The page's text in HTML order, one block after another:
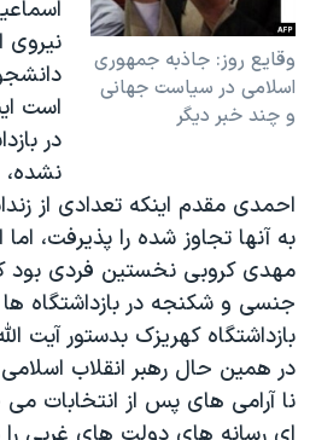
وقايع روز: جاذبه جمهوری
اسلامی در سياست جهانی
و چند خبر ديگر
نيروی
است
در
احمدی مقدم اينکه تعدادی از
به آنها تجاوز شده را پذيرفت، اما
مهدی کروبی نخستين فردی بود
جنسی و شکنجه در بازداشتگاه
بازداشتگاه کهريزک بدستور آيت
در همين حال رهبر انقلاب
نا آرامی های پس از انتخابات می